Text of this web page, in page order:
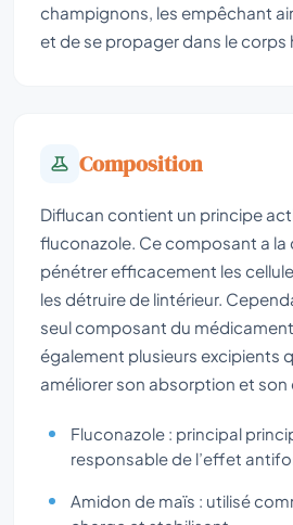
champignons, les empêchant
et de se propager dans le corps
Composition
Diflucan contient un principe
fluconazole. Ce composant a la
pénétrer efficacement les
les détruire de lintérieur.
seul composant du
également plusieurs excipients
améliorer son absorption et son
Fluconazole : principal
responsable de l’effet
Amidon de maïs : utilisé